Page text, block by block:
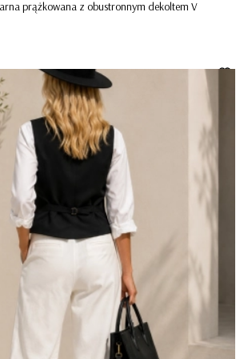
prążkowana z obustronnym dekoltem V